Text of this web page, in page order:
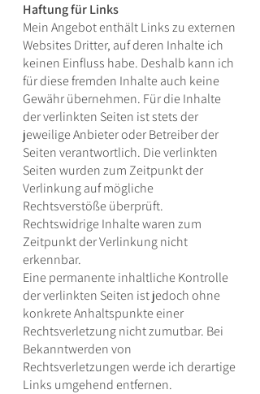
Haftung für Links
Mein Angebot enthält Links zu externen
Websites Dritter, auf deren Inhalte ich
keinen Einfluss habe. Deshalb kann ich
für diese fremden Inhalte auch keine
Gewähr übernehmen. Für die Inhalte
der verlinkten Seiten ist stets der
jeweilige Anbieter oder Betreiber der
Seiten verantwortlich. Die verlinkten
Seiten wurden zum Zeitpunkt der
Verlinkung auf mögliche
Rechtsverstöße überprüft.
Rechtswidrige Inhalte waren zum
Zeitpunkt der Verlinkung nicht
erkennbar.
Eine permanente inhaltliche Kontrolle
der verlinkten Seiten ist jedoch ohne
konkrete Anhaltspunkte einer
Rechtsverletzung nicht zumutbar. Bei
Bekanntwerden von
Rechtsverletzungen werde ich derartige
Links umgehend entfernen.